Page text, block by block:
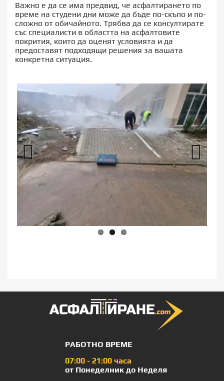
Важно е да се има предвид, че асфалтирането по
време на студени дни може да бъде по-скъпо и по-
сложно от обичайното. Трябва да се консултирате
със специалисти в областта на асфалтовите
покрития, които да оценят условията и да
предоставят подходящи решения за вашата
конкретна ситуация.
Previous Next
РАБОТНО ВРЕМЕ
07:00 - 21:00 часа
от Понеделник до Неделя